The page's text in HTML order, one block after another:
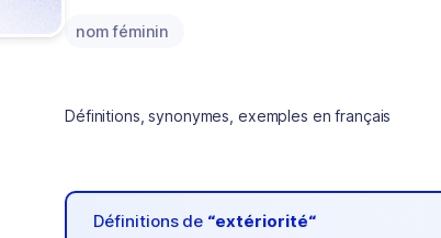
nom féminin
Définitions, synonymes, exemples en français
Définitions de “extériorité“